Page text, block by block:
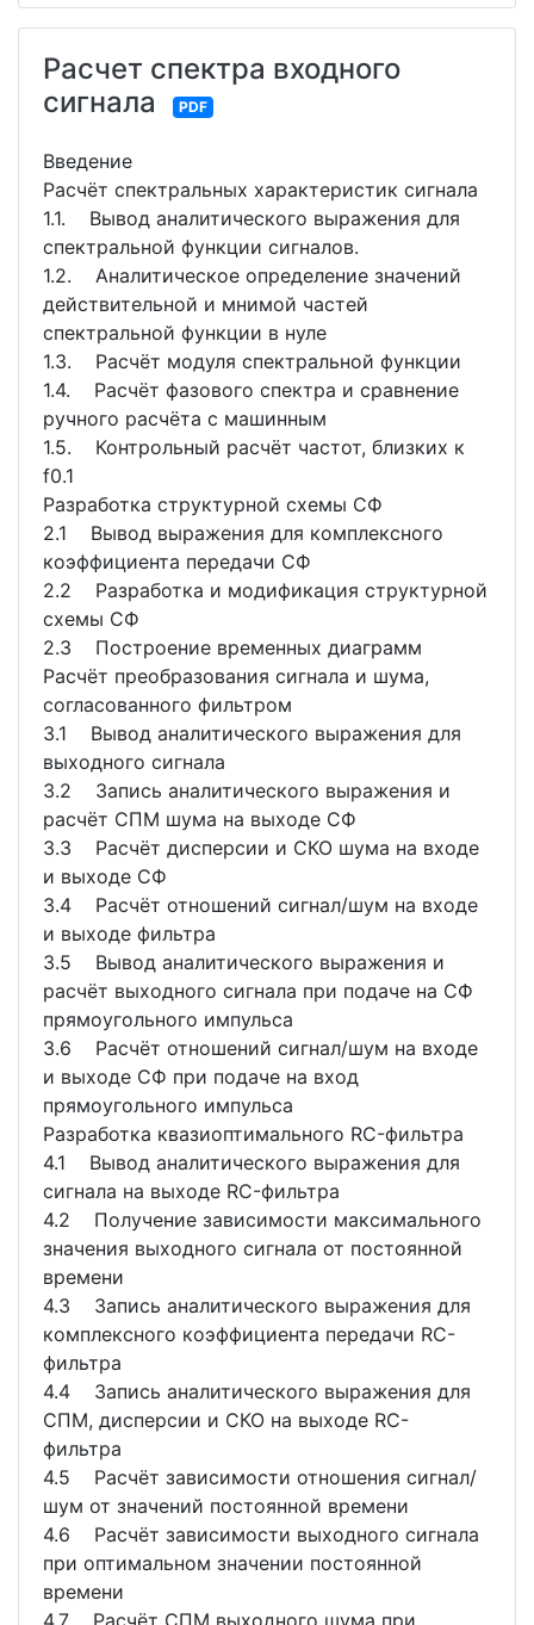
Расчет спектра входного
сигнала
PDF
Введение
Расчёт спектральных характеристик сигнала
1.1. Вывод аналитического выражения для
спектральной функции сигналов.
1.2. Аналитическое определение значений
действительной и мнимой частей
спектральной функции в нуле
1.3. Расчёт модуля спектральной функции
1.4. Расчёт фазового спектра и сравнение
ручного расчёта с машинным
1.5. Контрольный расчёт частот, близких к
f0.1
Разработка структурной схемы СФ
2.1 Вывод выражения для комплексного
коэффициента передачи СФ
2.2 Разработка и модификация структурной
схемы СФ
2.3 Построение временных диаграмм
Расчёт преобразования сигнала и шума,
согласованного фильтром
3.1 Вывод аналитического выражения для
выходного сигнала
3.2 Запись аналитического выражения и
расчёт СПМ шума на выходе СФ
3.3 Расчёт дисперсии и СКО шума на входе
и выходе СФ
3.4 Расчёт отношений сигнал/шум на входе
и выходе фильтра
3.5 Вывод аналитического выражения и
расчёт выходного сигнала при подаче на СФ
прямоугольного импульса
3.6 Расчёт отношений сигнал/шум на входе
и выходе СФ при подаче на вход
прямоугольного импульса
Разработка квазиоптимального RC-фильтра
4.1 Вывод аналитического выражения для
сигнала на выходе RC-фильтра
4.2 Получение зависимости максимального
значения выходного сигнала от постоянной
времени
4.3 Запись аналитического выражения для
комплексного коэффициента передачи RC-
фильтра
4.4 Запись аналитического выражения для
СПМ, дисперсии и СКО на выходе RC-
фильтра
4.5 Расчёт зависимости отношения сигнал/
шум от значений постоянной времени
4.6 Расчёт зависимости выходного сигнала
при оптимальном значении постоянной
времени
4.7 Расчёт СПМ выходного шума при